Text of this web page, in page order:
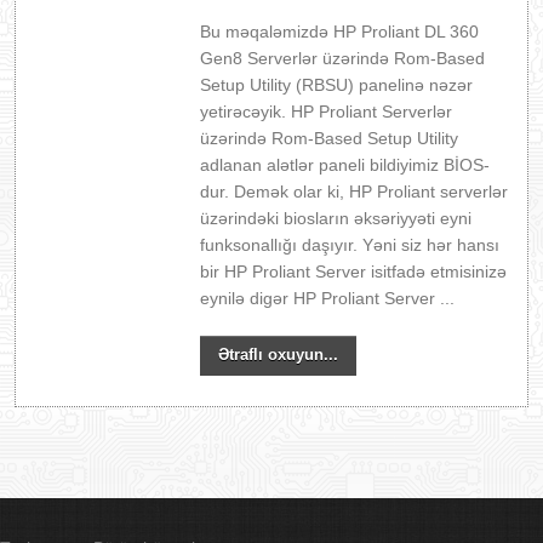
Bu məqaləmizdə HP Proliant DL 360
Gen8 Serverlər üzərində Rom-Based
Setup Utility (RBSU) panelinə nəzər
yetirəcəyik. HP Proliant Serverlər
üzərində Rom-Based Setup Utility
adlanan alətlər paneli bildiyimiz BİOS-
dur. Demək olar ki, HP Proliant serverlər
üzərindəki biosların əksəriyyəti eyni
funksonallığı daşıyır. Yəni siz hər hansı
bir HP Proliant Server isitfadə etmisinizə
eynilə digər HP Proliant Server ...
Ətraflı oxuyun...